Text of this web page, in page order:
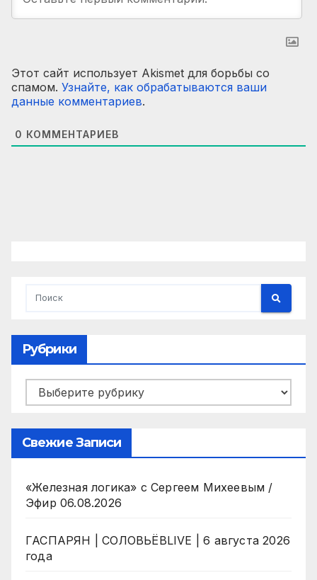
Этот сайт использует Akismet для борьбы со
спамом. Узнайте, как обрабатываются ваши
данные комментариев.
0 КОММЕНТАРИЕВ
Рубрики
Рубрики
Свежие Записи
«Железная логика» с Сергеем Михеевым /
Эфир 06.08.2026
ГАСПАРЯН | СОЛОВЬЁВLIVE | 6 августа 2026
года